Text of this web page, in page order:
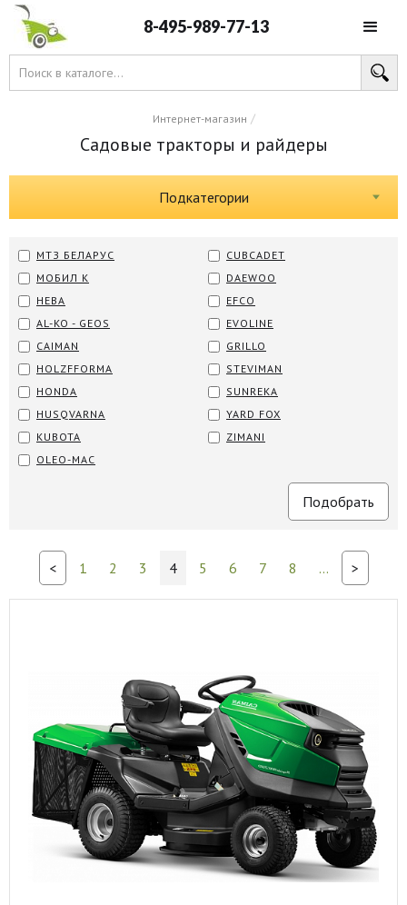
8-495-989-77-13
Интернет-магазин /
Садовые тракторы и райдеры
Подкатегории
МТЗ БЕЛАРУС
МОБИЛ К
НЕВА
AL-KO - GEOS
CAIMAN
CUBCADET
DAEWOO
EFCO
EVOLINE
GRILLO
HOLZFFORMA
HONDA
HUSQVARNA
KUBOTA
OLEO-MAC
STEVIMAN
SUNREKA
YARD FOX
ZIMANI
< 1 2 3 4 5 6 7 8 ... >